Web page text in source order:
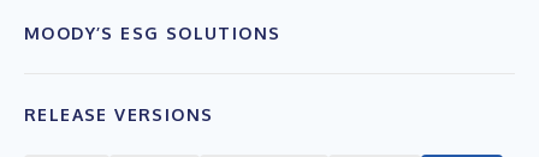
MOODY’S ESG SOLUTIONS
RELEASE VERSIONS